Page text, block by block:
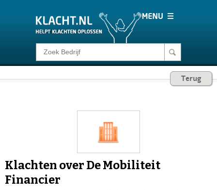
Klacht melden
Login
Terug
Klachten over De Mobiliteit
Financier